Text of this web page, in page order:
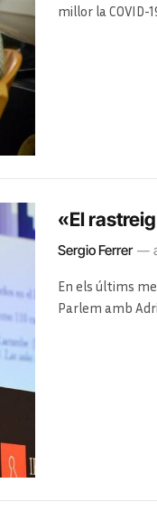
millor la
«El
Sergio Ferrer
En els últims
Parlem amb